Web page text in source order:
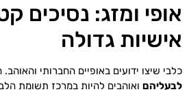
אופי ומזג: נסיכים
אישיות גדולה
כלבי שיצו ידועים באופיים החברותי והאוהב.
לבעליהם ואוהבים להיות במרכז תשומת